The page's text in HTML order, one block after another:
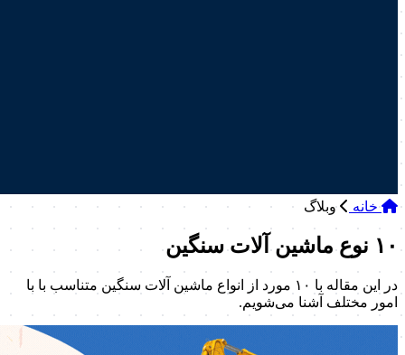
خانه وبلاگ
۱۰ نوع ماشین آلات سنگین
در این مقاله با ۱۰ مورد از انواع ماشین آلات سنگین متناسب با با
امور مختلف آشنا می‌شویم.